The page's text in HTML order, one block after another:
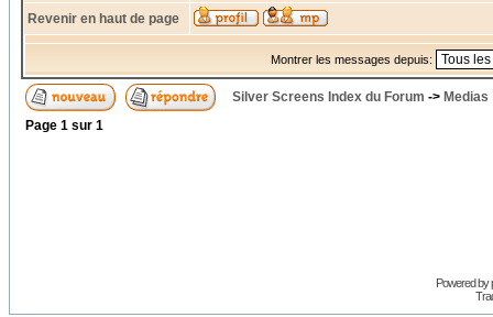
Revenir en haut de page
Montrer les messages depuis:
Silver Screens Index du Forum -> Medias
Page 1 sur 1
Powered by